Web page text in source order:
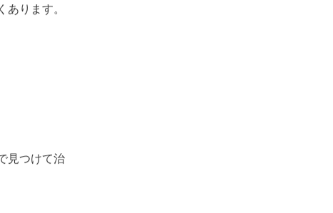
ります。
見つけて治